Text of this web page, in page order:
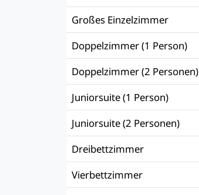
Großes Einzelzimmer
Doppelzimmer (1 Person)
Doppelzimmer (2 Personen)
Juniorsuite (1 Person)
Juniorsuite (2 Personen)
Dreibettzimmer
Vierbettzimmer